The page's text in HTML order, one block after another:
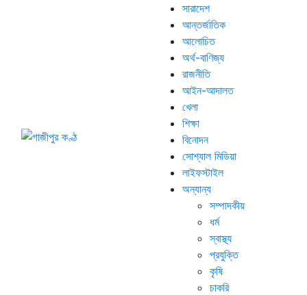
সারাদেশ
আন্তর্জাতিক
আলোচিত
অর্থ-বাণিজ্য
রাজনীতি
আইন-আদালত
খেলা
শিক্ষা
বিনোদন
সোশ্যাল মিডিয়া
লাইফস্টাইল
অন্যান্য
সম্পাদকীয়
ধর্ম
স্বাস্থ্য
প্রযুক্তি
কৃষি
চাকরি